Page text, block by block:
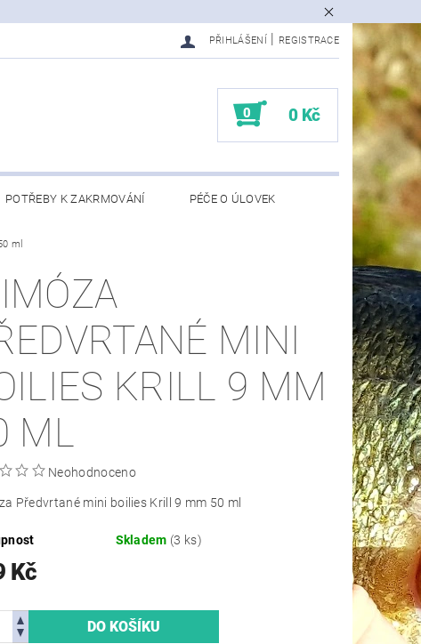
PŘIHLÁŠENÍ REGISTRACE
0 0 Kč
POTŘEBY K ZAKRMOVÁNÍ PÉČE O ÚLOVEK
ml
MINI
KRILL 9 MM
ML
Neohodnoceno
Předvrtané mini boilies Krill 9 mm 50 ml
Skladem (3 ks)
Kč